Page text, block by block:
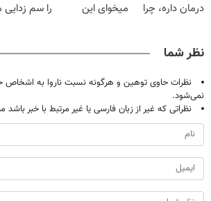
درمان داره، چرا
میخوای این
را سم
نظر شما
نظرات حاوی توهین و هرگونه نسبت ناروا به
نمی‌شود.
نظراتی که غیر از زبان فارسی یا غیر مرتبط با خبر